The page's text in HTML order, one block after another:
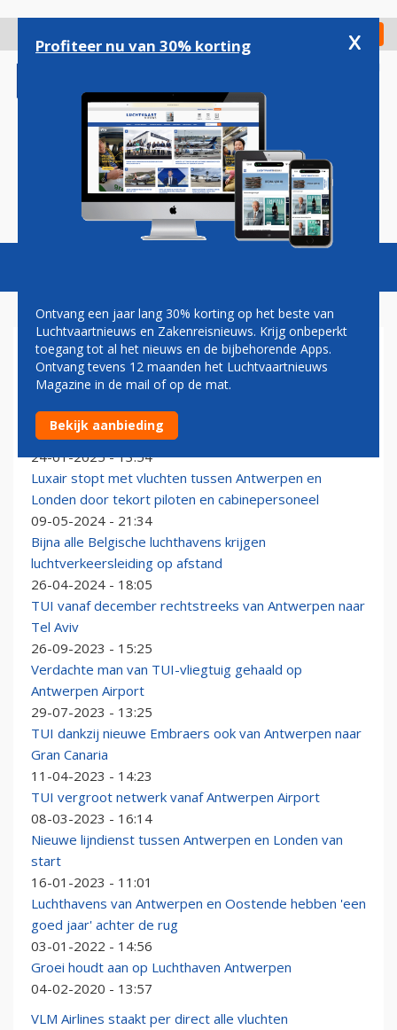
gaan
Check in
Magazine Podcasts Vacatures
ANTWERPEN
TUI fly ziet definitief af van lijnvluchten tussen
Antwerpen en Tel Aviv
24-01-2025 - 13:54
Luxair stopt met vluchten tussen Antwerpen en
Londen door tekort piloten en cabinepersoneel
09-05-2024 - 21:34
Bijna alle Belgische luchthavens krijgen
luchtverkeersleiding op afstand
26-04-2024 - 18:05
TUI vanaf december rechtstreeks van Antwerpen naar
Tel Aviv
26-09-2023 - 15:25
Verdachte man van TUI-vliegtuig gehaald op
Antwerpen Airport
29-07-2023 - 13:25
TUI dankzij nieuwe Embraers ook van Antwerpen naar
Gran Canaria
11-04-2023 - 14:23
TUI vergroot netwerk vanaf Antwerpen Airport
08-03-2023 - 16:14
Nieuwe lijndienst tussen Antwerpen en Londen van
start
16-01-2023 - 11:01
Luchthavens van Antwerpen en Oostende hebben 'een
goed jaar' achter de rug
03-01-2022 - 14:56
Groei houdt aan op Luchthaven Antwerpen
04-02-2020 - 13:57
VLM Airlines staakt per direct alle vluchten
Profiteer nu van 30% korting x
Ontvang een jaar lang 30% korting op het beste van
Luchtvaartnieuws en Zakenreisnieuws. Krijg onbeperkt
toegang tot al het nieuws en de bijbehorende Apps.
Ontvang tevens 12 maanden het Luchtvaartnieuws
Magazine in de mail of op de mat.
Bekijk aanbieding